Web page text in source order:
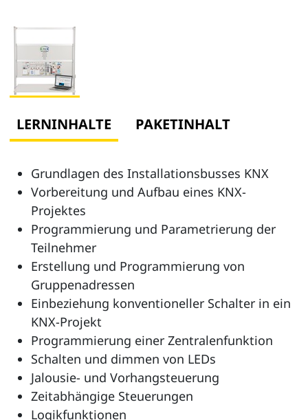
LERNINHALTE PAKETINHALT
Grundlagen des Installationsbusses KNX
Vorbereitung und Aufbau eines KNX-
Projektes
Programmierung und Parametrierung der
Teilnehmer
Erstellung und Programmierung von
Gruppenadressen
Einbeziehung konventioneller Schalter in ein
KNX-Projekt
Programmierung einer Zentralenfunktion
Schalten und dimmen von LEDs
Jalousie- und Vorhangsteuerung
Zeitabhängige Steuerungen
Logikfunktionen